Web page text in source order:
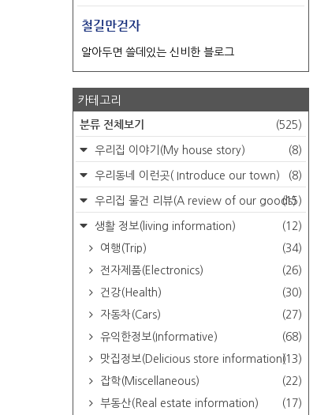
철길만걷자
알아두면 쓸데있는 신비한 블로그
카테고리
분류 전체보기 (525)
우리집 이야기(My house story) (8)
우리동네 이런곳( Introduce our town) (8)
우리집 물건 리뷰(A review of our goods)
(15)
생활 정보(living information)
(12)
여행(Trip)
(34)
전자제품(Electronics)
(26)
건강(Health)
(30)
자동차(Cars)
(27)
유익한정보(Informative)
(68)
맛집정보(Delicious store information)(13)
잡학(Miscellaneous)
(22)
부동산(Real estate information)
(17)